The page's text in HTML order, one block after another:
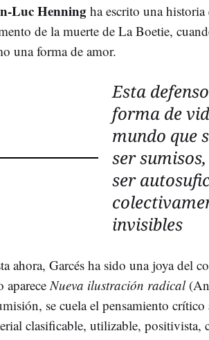
Luc Henning ha escrito una
de la muerte de La Boetie,
una forma de amor.
Esta
forma de
mundo que
ser
ser
invisibles
ahora, Garcés ha sido una joya del
aparece Nueva ilustración radical
se cuela el pensamiento
clasificable, utilizable,